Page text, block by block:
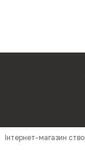
Інтернет-магазин